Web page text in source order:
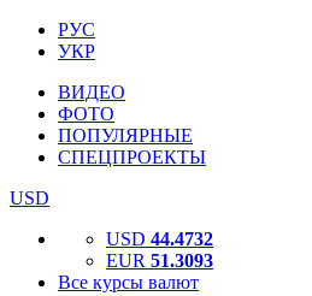
РУС
УКР
ВИДЕО
ФОТО
ПОПУЛЯРНЫЕ
СПЕЦПРОЕКТЫ
USD
USD 44.4732
EUR 51.3093
Все курсы валют